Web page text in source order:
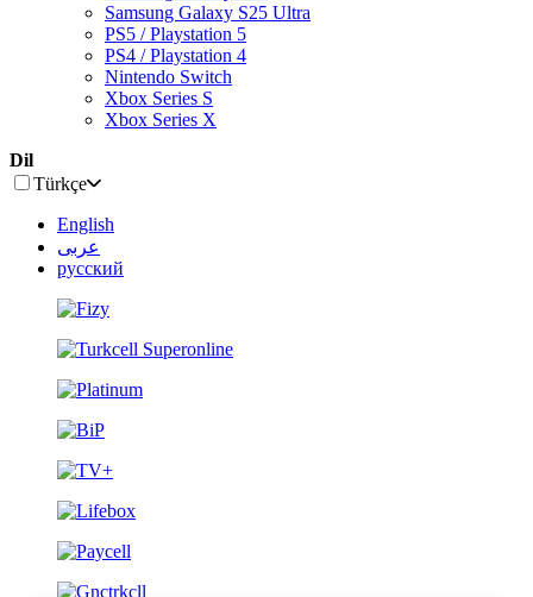
Samsung Galaxy S25 Ultra
PS5 / Playstation 5
PS4 / Playstation 4
Nintendo Switch
Xbox Series S
Xbox Series X
Dil
Türkçe
English
عربى
русский